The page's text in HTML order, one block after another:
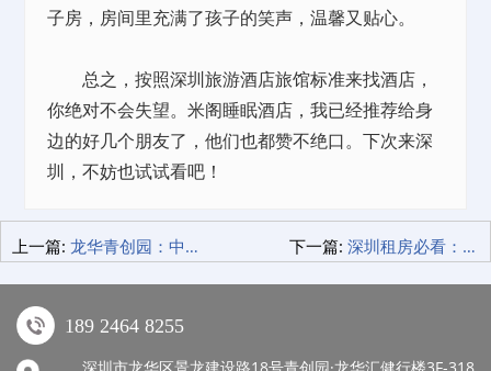
子房，房间里充满了孩子的笑声，温馨又贴心。
总之，按照深圳旅游酒店旅馆标准来找酒店，
你绝对不会失望。米阁睡眠酒店，我已经推荐给身
边的好几个朋友了，他们也都赞不绝口。下次来深
圳，不妨也试试看吧！
上一篇: 龙华青创园：中小微企业的创业天堂，来了就不想走！ 下一篇: 深圳租房必看：公寓租赁合同里的那些事儿，你都知道吗？
189 2464 8255